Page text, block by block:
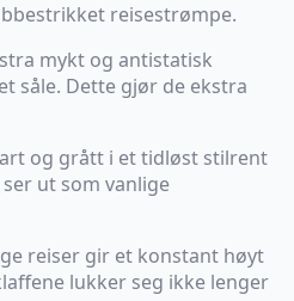
reisestrømpe.
mykt og antistatisk
såle. Dette gjør de ekstra
og grått i et tidløst stilrent
ut som vanlige
reiser gir et konstant høyt
lukker seg ikke lenger